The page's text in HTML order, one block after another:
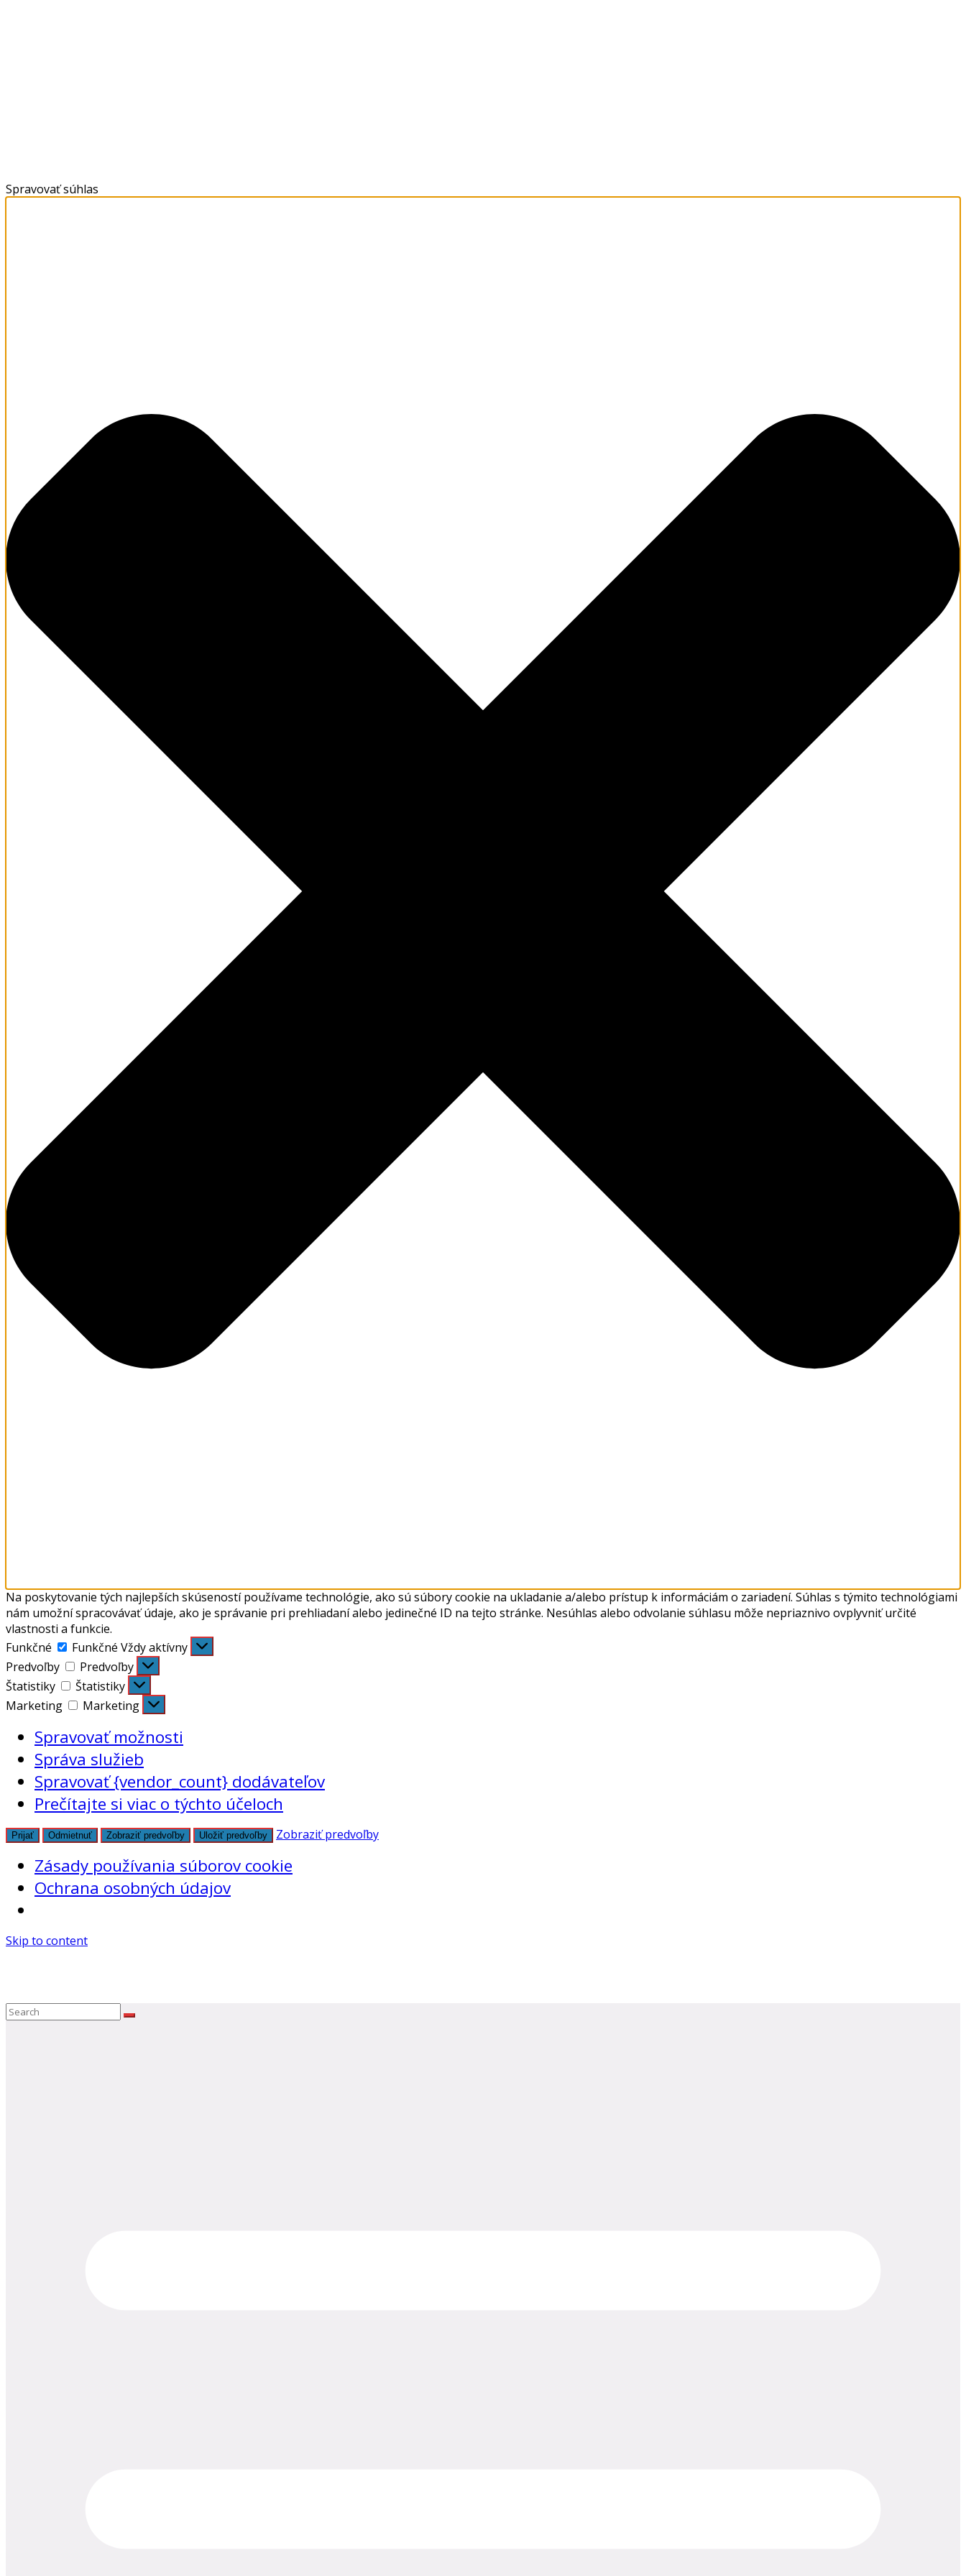
Spravovať súhlas
Na poskytovanie tých najlepších skúseností používame technológie, ako sú súbory cookie na ukladanie a/alebo prístup k informáciám o zariadení. Súhlas s týmito technológiami
nám umožní spracovávať údaje, ako je správanie pri prehliadaní alebo jedinečné ID na tejto stránke. Nesúhlas alebo odvolanie súhlasu môže nepriaznivo ovplyvniť určité
vlastnosti a funkcie.
Funkčné
Funkčné Vždy aktívny
Predvoľby
Predvoľby
Štatistiky
Štatistiky
Marketing
Marketing
Spravovať možnosti
Správa služieb
Spravovať {vendor_count} dodávateľov
Prečítajte si viac o týchto účeloch
Prijať Odmietnuť Zobraziť predvoľby Uložiť predvoľby Zobraziť predvoľby
Zásady používania súborov cookie
Ochrana osobných údajov
Skip to content